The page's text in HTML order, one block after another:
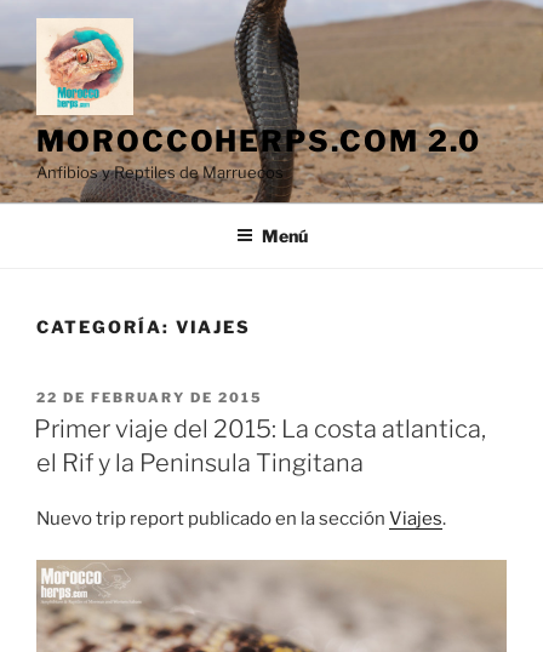
Saltar
contenido
MOROCCOHERPS.COM 2.0
Anfibios y Reptiles de Marruecos
Menú
CATEGORÍA: VIAJES
PUBLICADO
EL
22 DE FEBRUARY DE 2015
Primer viaje del 2015: La costa atlantica,
el Rif y la Peninsula Tingitana
Nuevo trip report publicado en la sección Viajes.